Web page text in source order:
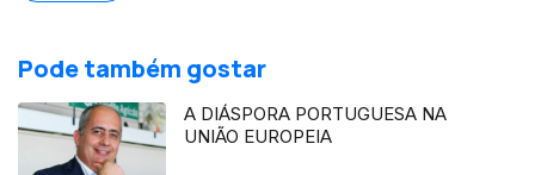
Pode também gostar
A DIÁSPORA PORTUGUESA NA
UNIÃO EUROPEIA